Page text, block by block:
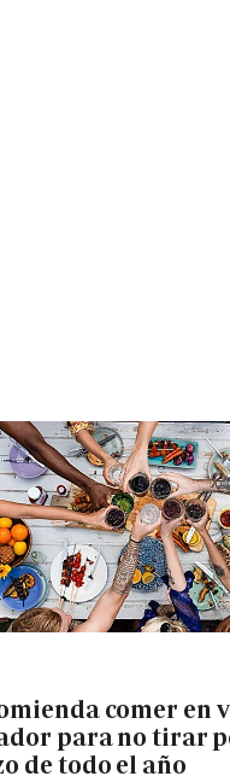
comer en
para no tirar
de todo el año